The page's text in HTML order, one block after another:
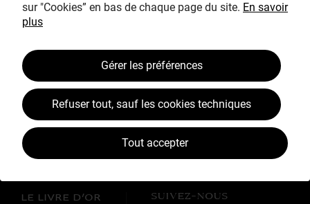
L’ŒUVRE À LA LOUPE
JEAN SIMEON CHARDIN
VOS CONTREPARTIES
ACTUALITÉS
LE LIVRE D’OR SUIVEZ-NOUS
sur "Cookies” en bas de chaque page du site. En savoir
plus
Gérer les préférences
Refuser tout, sauf les cookies techniques
Tout accepter